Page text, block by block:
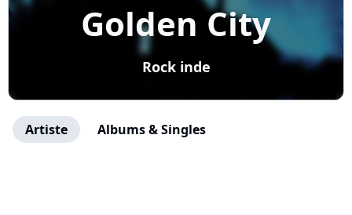
Golden City
Rock inde
Artiste Albums & Singles